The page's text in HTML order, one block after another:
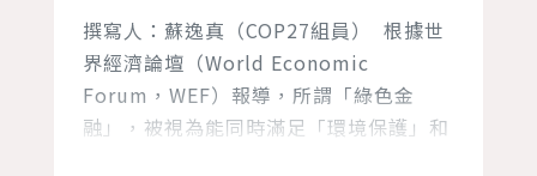
撰寫人：蘇逸真（COP27組員） ​ 根據世
界經濟論壇（World Economic
Forum，WEF）報導，所謂「綠色金
融」，被視為能同時滿足「環境保護」和